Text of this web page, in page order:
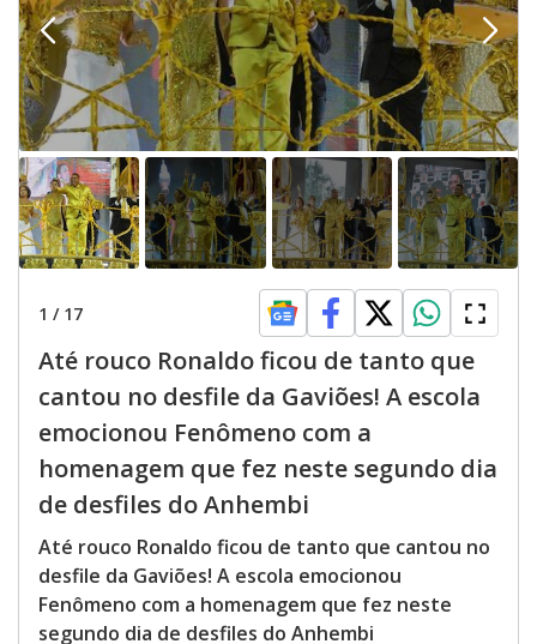
1 / 17
Até rouco Ronaldo ficou de tanto que
cantou no desfile da Gaviões! A escola
emocionou Fenômeno com a
homenagem que fez neste segundo dia
de desfiles do Anhembi
Até rouco Ronaldo ficou de tanto que cantou no
desfile da Gaviões! A escola emocionou
Fenômeno com a homenagem que fez neste
segundo dia de desfiles do Anhembi